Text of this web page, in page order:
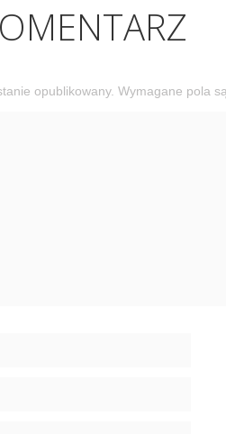
opublikowany. Wymagane pola